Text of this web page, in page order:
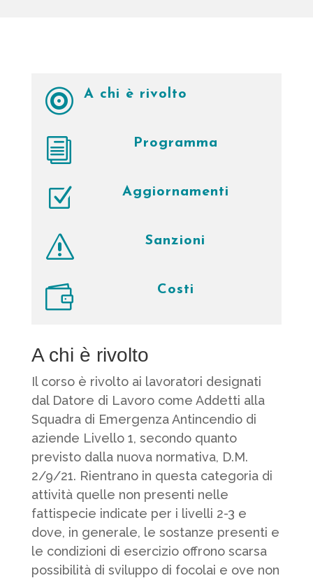
 A chi è rivolto
i Programma
Z Aggiornamenti
s Sanzioni
 Costi
A chi è rivolto
Il corso è rivolto ai lavoratori designati
dal Datore di Lavoro come Addetti alla
Squadra di Emergenza Antincendio di
aziende Livello 1, secondo quanto
previsto dalla nuova normativa, D.M.
2/9/21. Rientrano in questa categoria di
attività quelle non presenti nelle
fattispecie indicate per i livelli 2-3 e
dove, in generale, le sostanze presenti e
le condizioni di esercizio offrono scarsa
possibilità di sviluppo di focolai e ove non